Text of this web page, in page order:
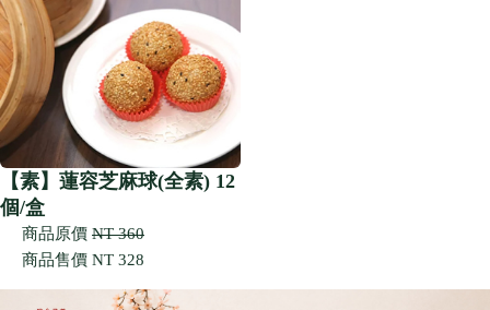
【素】蓮容芝麻球(全素) 12
個/盒
商品原價 NT 360
商品售價 NT 328